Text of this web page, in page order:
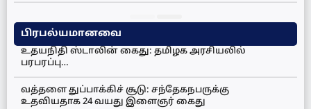
பிரபல்யமானவை
உதயநிதி ஸ்டாலின் கைது: தமிழக அரசியலில்
பரபரப்பு…
வத்தளை துப்பாக்கிச் சூடு: சந்தேகநபருக்கு
உதவியதாக 24 வயது இளைஞர் கைது